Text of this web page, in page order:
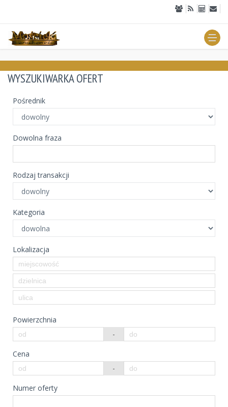
WYSZUKIWARKA OFERT
Pośrednik
Dowolna fraza
Rodzaj transakcji
Kategoria
Lokalizacja
Powierzchnia
-
Cena
-
Numer oferty